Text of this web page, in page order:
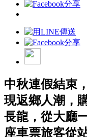
中秋連假結束
現返鄉人潮，
長龍，從大廳
座車票旅客從